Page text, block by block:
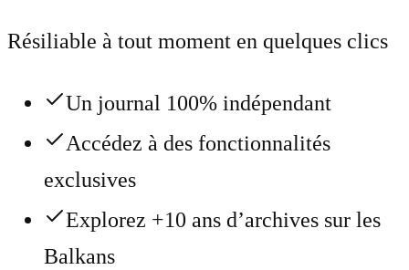
Résiliable à tout moment en quelques clics
Un journal 100% indépendant
Accédez à des fonctionnalités
exclusives
Explorez +10 ans d’archives sur les
Balkans